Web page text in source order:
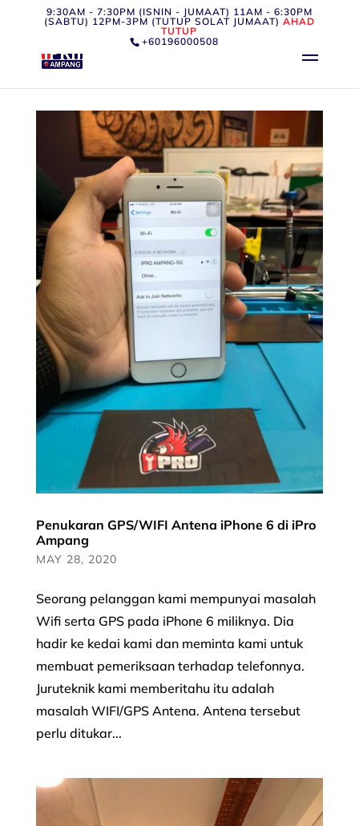
9:30AM - 7:30PM (ISNIN - JUMAAT) 11AM - 6:30PM
(SABTU) 12PM-3PM (TUTUP SOLAT JUMAAT) AHAD
TUTUP
+60196000508
Penukaran GPS/WIFI Antena iPhone 6 di iPro
Ampang
MAY 28, 2020
Seorang pelanggan kami mempunyai masalah
Wifi serta GPS pada iPhone 6 miliknya. Dia
hadir ke kedai kami dan meminta kami untuk
membuat pemeriksaan terhadap telefonnya.
Juruteknik kami memberitahu itu adalah
masalah WIFI/GPS Antena. Antena tersebut
perlu ditukar...